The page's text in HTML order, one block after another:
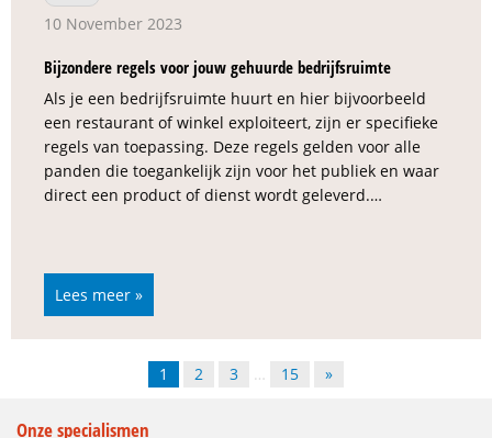
10 November 2023
Bijzondere regels voor jouw gehuurde bedrijfsruimte
Als je een bedrijfsruimte huurt en hier bijvoorbeeld
een restaurant of winkel exploiteert, zijn er specifieke
regels van toepassing. Deze regels gelden voor alle
panden die toegankelijk zijn voor het publiek en waar
direct een product of dienst wordt geleverd.…
Lees meer »
1 2 3 … 15 »
Onze specialismen